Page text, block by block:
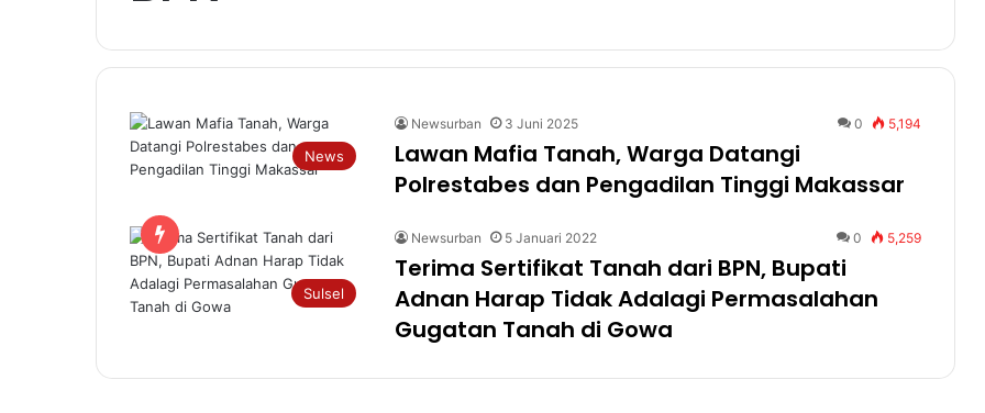
News
Newsurban 3 Juni 2025 0 5,194
Lawan Mafia Tanah, Warga Datangi
Polrestabes dan Pengadilan Tinggi Makassar
Sulsel
Newsurban 5 Januari 2022 0 5,259
Terima Sertifikat Tanah dari BPN, Bupati
Adnan Harap Tidak Adalagi Permasalahan
Gugatan Tanah di Gowa